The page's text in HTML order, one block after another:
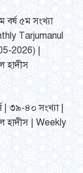
বর্ষ ৫ম সংখ্যা
Tarjumanul
2026) |
হাদীস
| ৩৯-৪০ সংখ্যা |
হাদীস | Weekly